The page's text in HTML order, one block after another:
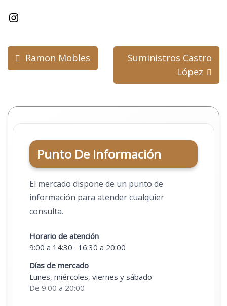
Instagram
Navegación
de
Ramon Mobles
Suministros Castro
López
Punto De Información
El mercado dispone de un punto de
información para atender cualquier
consulta.
Horario de atención
9:00 a 14:30 · 16:30 a 20:00
Días de mercado
Lunes, miércoles, viernes y sábado
De 9:00 a 20:00